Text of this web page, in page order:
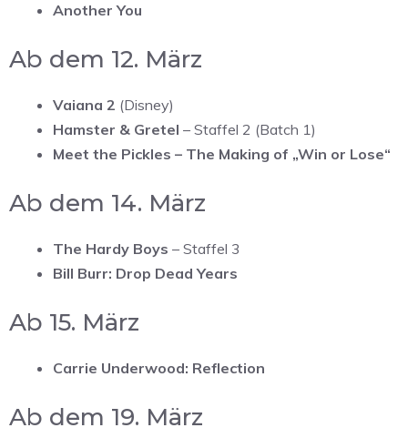
Another You
Ab dem 12. März
Vaiana 2 (Disney)
Hamster & Gretel – Staffel 2 (Batch 1)
Meet the Pickles – The Making of „Win or Lose“
Ab dem 14. März
The Hardy Boys – Staffel 3
Bill Burr: Drop Dead Years
Ab 15. März
Carrie Underwood: Reflection
Ab dem 19. März